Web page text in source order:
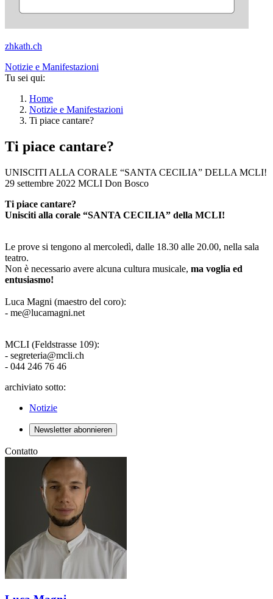
zhkath.ch
Notizie e Manifestazioni
Tu sei qui:
Home
Notizie e Manifestazioni
Ti piace cantare?
Ti piace cantare?
UNISCITI ALLA CORALE “SANTA CECILIA” DELLA MCLI!
29 settembre 2022 MCLI Don Bosco
Ti piace cantare?
Unisciti alla corale “SANTA CECILIA” della MCLI!
Le prove si tengono al mercoledì, dalle 18.30 alle 20.00, nella sala
teatro.
Non è necessario avere alcuna cultura musicale, ma voglia ed
entusiasmo!
Luca Magni (maestro del coro):
- me@lucamagni.net
MCLI (Feldstrasse 109):
- segreteria@mcli.ch
- 044 246 76 46
archiviato sotto:
Notizie
Newsletter abonnieren
Contatto